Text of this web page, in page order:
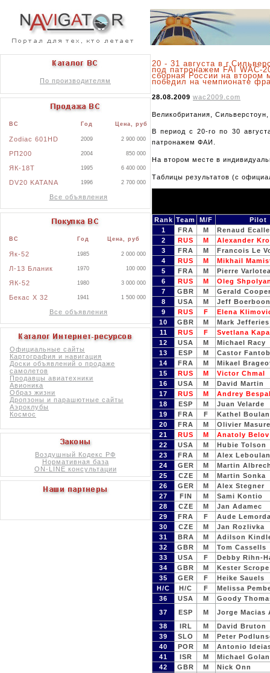
По производителям
ВС Год Цена, руб
Zodiac 601HD 2009 2 900 000
РП200 2004 850 000
ЯК-18Т 1995 6 400 000
DV20 KATANA 1996 2 700 000
Все объявления
ВС Год Цена, руб
Як-52 1985 2 000 000
Л-13 Бланик 1970 100 000
ЯК-52 1980 3 000 000
Бекас X 32 1941 1 500 000
Все объявления
Официальные сайты
Картография и навигация
Доски объявлений о продаже
самолетов
Продавцы авиатехники
Авионика
Образ жизни
Дропзоны и парашютные сайты
Аэроклубы
Космос
Воздушный Кодекс РФ
Нормативная база
ON-LINE консультации
20 - 31 августа в
под патронажем FAI WAC-
сборная России на втором
победил на чемпионате
28.08.2009 wac2009.com
Великобритания,
В период с 20-го по 30
патронажем ФАИ.
На втором месте в
Таблицы результатов (с
Rank Team M/F
Pilot
1
FRA M
Renaud Ecalle
2
RUS M
Alexander
3
FRA M
Francois Le
4
RUS M
Mikhail
5
FRA M
Pierre
6
RUS M
Oleg
7
GBR M
Gerald
8
USA M
Jeff Boerboon
9
RUS F
Elena
10
GBR M
Mark Jefferies
11
RUS F
Svetlana
12
USA M
Michael Racy
13
ESP M
Castor
14
FRA M
Mikael
15
RUS M
Victor Chmal
16
USA M
David Martin
17
RUS M
Andrey
18
ESP M
Juan Velarde
19
FRA F
Kathel
20
FRA M
Olivier
21
RUS M
Anatoly Belov
22
USA M
Hubie Tolson
23
FRA M
Alex
24
GER M
Martin
25
CZE M
Martin Sonka
26
GER M
Alex Stegner
27
FIN M
Sami Kontio
28
CZE M
Jan Adamec
29
FRA F
Aude
30
CZE M
Jan Rozlivka
31
BRA M
Adilson
32
GBR M
Tom Cassells
33
USA F
Debby Rihn-
34
GBR M
Kester Scrope
35
GER F
Heike Sauels
H/C
H/C F
Melissa
36
USA M
Goody
37
ESP M
Jorge Macias
38
IRL M
David Bruton
39
SLO M
Peter
40
POR M
Antonio
41
ISR M
Michael Golan
42
GBR M
Nick Onn